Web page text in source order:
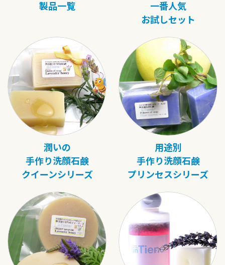
製品一覧
一番人気
お試しセット
潤いの
手作り洗顔石鹸
クイーンシリーズ
用途別
手作り洗顔石鹸
プリンセスシリーズ